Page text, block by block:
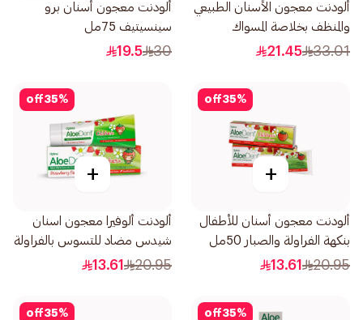
ألودنت معجون الأسنان الطبيعي
والمنظف بخلاصة المسواك
التقليدي الأصيل 100مل
33.01
21.45
ألودنت معجون أسنان برو
سينسيتيف 75مل
30
19.5
35%
off
+
ألودنت معجون أسنان للأطفال
بنكهة الفراولة والصبار 50مل
20.95
13.61
35%
off
+
ألودنت ألوفيرا معجون اسنان
شيدس مضاد للتسوس بالفراولة
50مل
20.95
13.61
35%
off
35%
off